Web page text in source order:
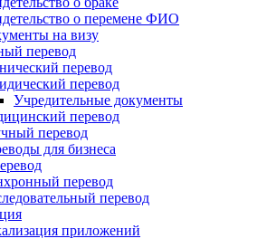
о перемене ФИО
на визу
перевод
перевод
перевод
Учредительные документы
перевод
перевод
для бизнеса
перевод
перевод
приложений